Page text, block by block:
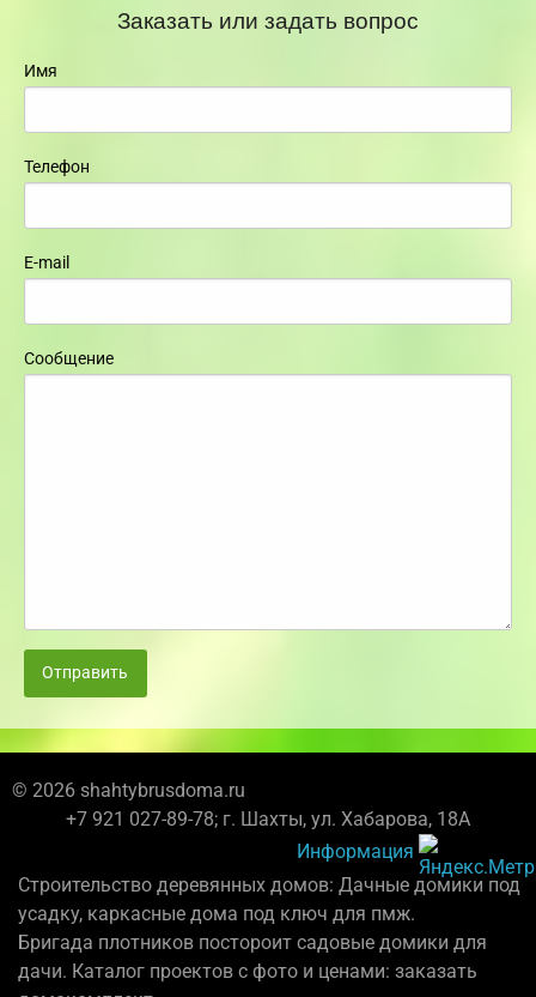
Заказать или задать вопрос
Имя
Телефон
E-mail
Сообщение
Отправить
© 2026 shahtybrusdoma.ru
+7 921 027-89-78; г. Шахты, ул. Хабарова, 18А
Информация
Строительство деревянных домов: Дачные домики под
усадку, каркасные дома под ключ для пмж.
Бригада плотников постороит садовые домики для
дачи. Каталог проектов с фото и ценами: заказать